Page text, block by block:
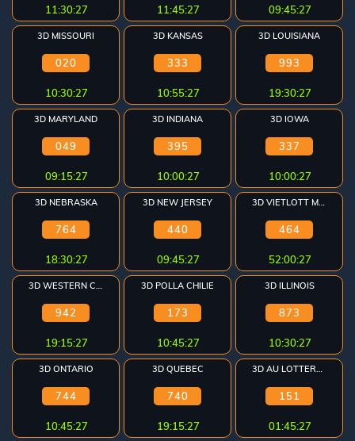
11:30:26 11:45:26 09:45:26
3D MISSOURI
020
10:30:26
3D KANSAS
333
10:55:26
3D LOUISIANA
993
19:30:26
3D MARYLAND
049
09:15:26
3D INDIANA
395
10:00:26
3D IOWA
337
10:00:26
3D NEBRASKA
764
18:30:26
3D NEW JERSEY
440
09:45:26
3D VIETLOTT MAX
464
52:00:26
942
19:15:26
3D POLLA CHILIE
173
10:45:26
3D ILLINOIS
873
10:30:26
3D ONTARIO
744
10:45:26
3D QUEBEC
740
19:15:26
151
01:45:26